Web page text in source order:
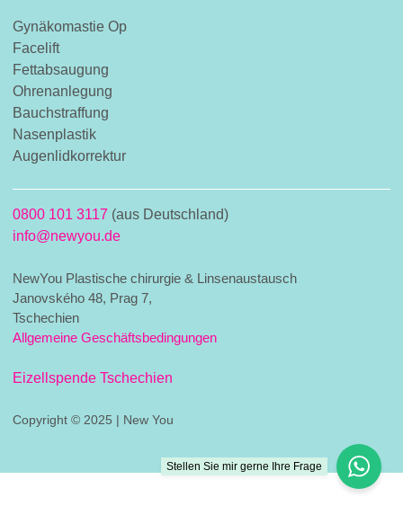
Gynäkomastie Op
Facelift
Fettabsaugung
Ohrenanlegung
Bauchstraffung
Nasenplastik
Augenlidkorrektur
0800 101 3117 (aus Deutschland)
info@newyou.de
NewYou Plastische chirurgie & Linsenaustausch
Janovského 48, Prag 7,
Tschechien
Allgemeine Geschäftsbedingungen
Eizellspende Tschechien
Copyright © 2025 | New You
Stellen Sie mir gerne Ihre Frage